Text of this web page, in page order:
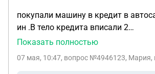
покупали машину в кредит в
ин .В тело кредита вписали 2
доп.страховки(помощь на дороге и
от страховок т.е.возврате
Показать полностью
07 мая, 10:47, вопрос №4946123, Мария,